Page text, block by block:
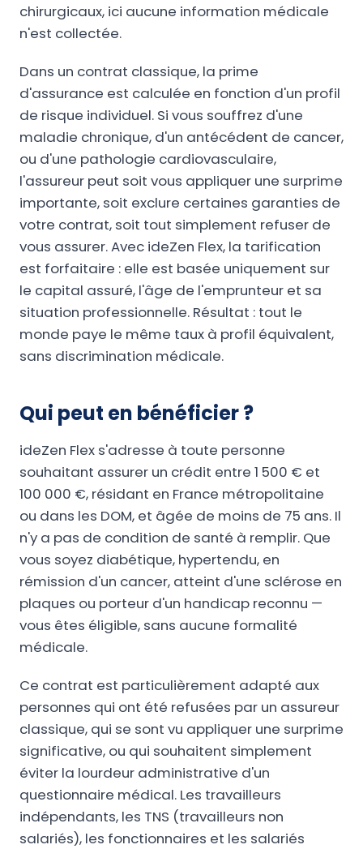
chirurgicaux, ici aucune information médicale
n'est collectée.
Dans un contrat classique, la prime
d'assurance est calculée en fonction d'un profil
de risque individuel. Si vous souffrez d'une
maladie chronique, d'un antécédent de cancer,
ou d'une pathologie cardiovasculaire,
l'assureur peut soit vous appliquer une surprime
importante, soit exclure certaines garanties de
votre contrat, soit tout simplement refuser de
vous assurer. Avec ideZen Flex, la tarification
est forfaitaire : elle est basée uniquement sur
le capital assuré, l'âge de l'emprunteur et sa
situation professionnelle. Résultat : tout le
monde paye le même taux à profil équivalent,
sans discrimination médicale.
Qui peut en bénéficier ?
ideZen Flex s'adresse à toute personne
souhaitant assurer un crédit entre 1 500 € et
100 000 €, résidant en France métropolitaine
ou dans les DOM, et âgée de moins de 75 ans. Il
n'y a pas de condition de santé à remplir. Que
vous soyez diabétique, hypertendu, en
rémission d'un cancer, atteint d'une sclérose en
plaques ou porteur d'un handicap reconnu —
vous êtes éligible, sans aucune formalité
médicale.
Ce contrat est particulièrement adapté aux
personnes qui ont été refusées par un assureur
classique, qui se sont vu appliquer une surprime
significative, ou qui souhaitent simplement
éviter la lourdeur administrative d'un
questionnaire médical. Les travailleurs
indépendants, les TNS (travailleurs non
salariés), les fonctionnaires et les salariés